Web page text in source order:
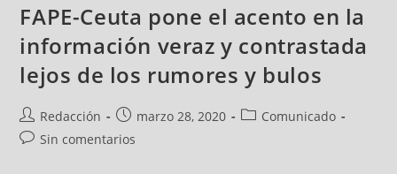
FAPE-Ceuta pone el acento en la
información veraz y contrastada
lejos de los rumores y bulos
Redacción marzo 28, 2020
Comunicado
Sin comentarios